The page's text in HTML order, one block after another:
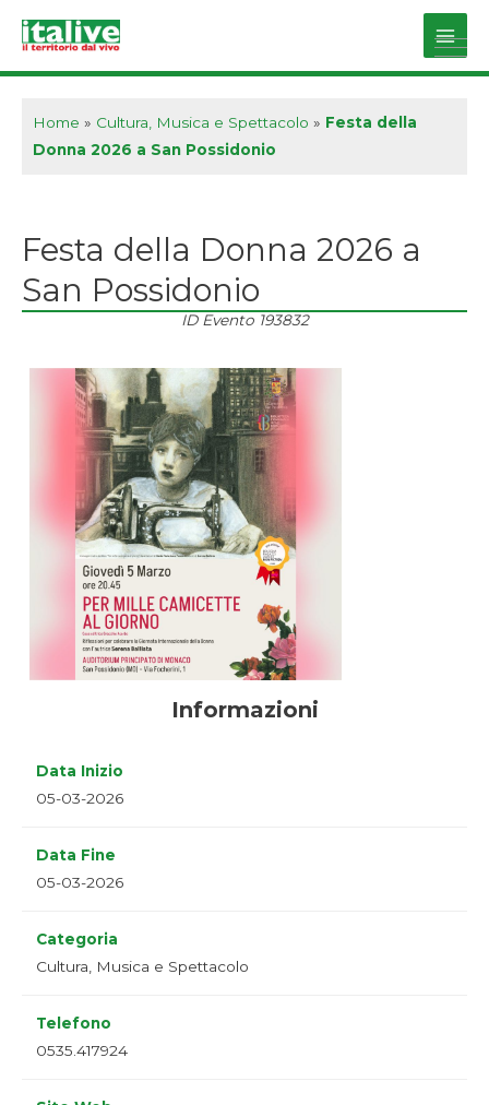
Main
Home » Cultura, Musica e Spettacolo » Festa della
Donna 2026 a San Possidonio
Festa della Donna 2026 a
San Possidonio
ID Evento 193832
Informazioni
Data Inizio
05-03-2026
Data Fine
05-03-2026
Categoria
Cultura, Musica e Spettacolo
Telefono
0535.417924